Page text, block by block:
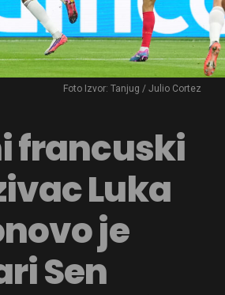
Foto Izvor: Tanjug / Julio Cortez
francuski
Luka
je
Sen